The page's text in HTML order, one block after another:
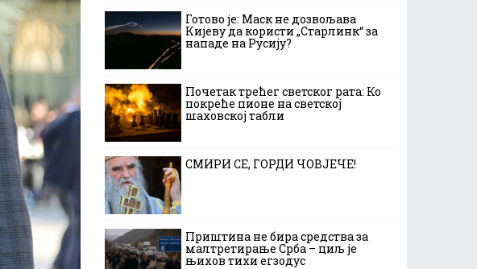
Готово је: Маск не дозвољава
Кијеву да користи „Старлинк“ за
нападе на Русију?
Почетак трећег светског рата: Ко
покреће пионе на светској
шаховској табли
СМИРИ СЕ, ГОРДИ ЧОВЈЕЧЕ!
Приштина не бира средства за
малтретирање Срба – циљ је
њихов тихи егзодус